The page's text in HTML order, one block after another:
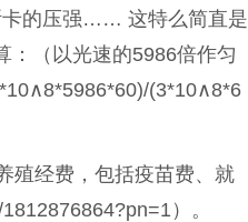
卡的压强…… 这特么简直是
：（以光速的5986倍作匀
(3*10∧8*6
殖经费，包括疫苗费、就
）。